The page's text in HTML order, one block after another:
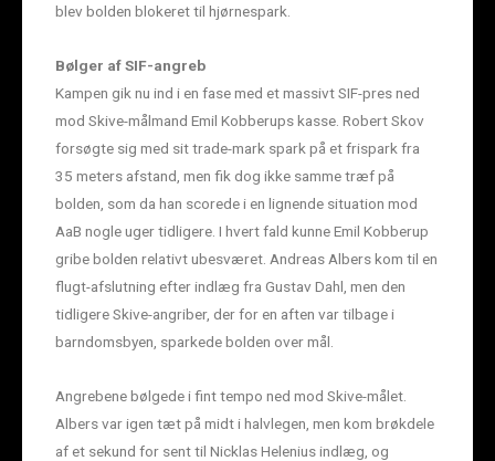
blev bolden blokeret til hjørnespark.
Bølger af SIF-angreb
Kampen gik nu ind i en fase med et massivt SIF-pres ned
mod Skive-målmand Emil Kobberups kasse. Robert Skov
forsøgte sig med sit trade-mark spark på et frispark fra
35 meters afstand, men fik dog ikke samme træf på
bolden, som da han scorede i en lignende situation mod
AaB nogle uger tidligere. I hvert fald kunne Emil Kobberup
gribe bolden relativt ubesværet. Andreas Albers kom til en
flugt-afslutning efter indlæg fra Gustav Dahl, men den
tidligere Skive-angriber, der for en aften var tilbage i
barndomsbyen, sparkede bolden over mål.
Angrebene bølgede i fint tempo ned mod Skive-målet.
Albers var igen tæt på midt i halvlegen, men kom brøkdele
af et sekund for sent til Nicklas Helenius indlæg, og